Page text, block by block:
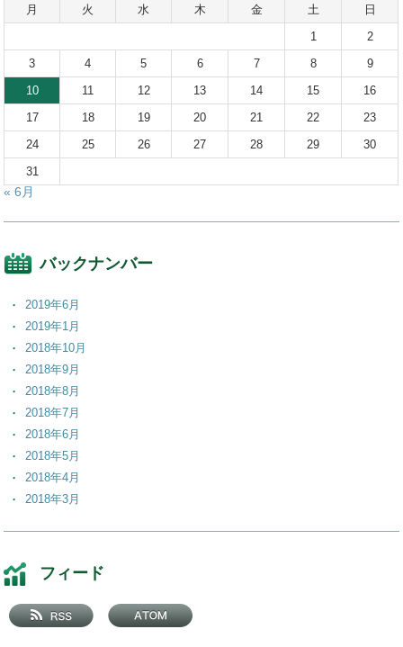
月 火 水 木 金 土
日
1
2
3
4 5 6 7 8
9
10
11 12 13 14 15
16
17
18 19 20 21 22
23
24
25 26 27 28 29
30
31
« 6月
バックナンバー
2019年6月
2019年1月
2018年10月
2018年9月
2018年8月
2018年7月
2018年6月
2018年5月
2018年4月
2018年3月
2017年12月
2017年11月
2017年10月
2017年9月
フィード